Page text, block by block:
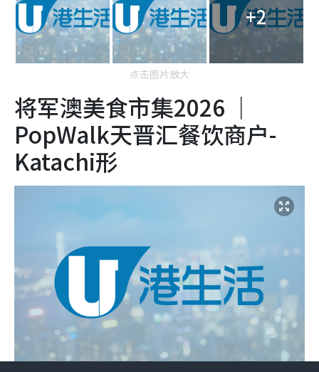
点击图片放大
将军澳美食市集2026 ｜
PopWalk天晋汇餐饮商户-
Katachi形
将军澳美食市集2026 ｜本周好去处
U Lifestyle 會使用Cookies來改善您的網站體驗，請確定您同意
接受本網站之
私隱政策和使用條款才可繼續瀏覽。
我已閱讀及同意